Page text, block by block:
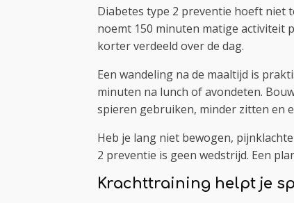
Diabetes type 2 preventie hoeft niet
noemt 150 minuten matige activiteit
korter verdeeld over de dag.
Een wandeling na de maaltijd is
minuten na lunch of avondeten.
spieren gebruiken, minder zitten en
Heb je lang niet bewogen,
2 preventie is geen wedstrijd. Een
Krachttraining helpt je